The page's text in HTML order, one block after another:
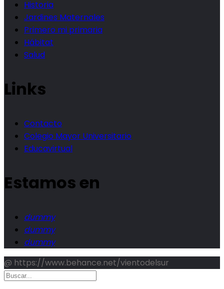
Historia
Jardines Maternales
Primero mi primaria
Hábitat
Salud
Links
Contacto
Colegio Mayor Universitario
Educavirtual
Estamos en
dummy
dummy
dummy
@ https://www.behance.net/vientodelsur